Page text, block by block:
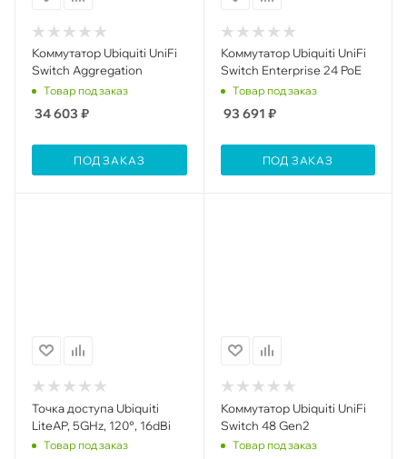
Коммутатор Ubiquiti UniFi
Switch Aggregation
Товар под заказ
34 603 ₽
ПОД ЗАКАЗ
Коммутатор Ubiquiti UniFi
Switch Enterprise 24 PoE
Товар под заказ
93 691 ₽
ПОД ЗАКАЗ
Точка доступа Ubiquiti
LiteAP, 5GHz, 120°, 16dBi
Товар под заказ
Коммутатор Ubiquiti UniFi
Switch 48 Gen2
Товар под заказ